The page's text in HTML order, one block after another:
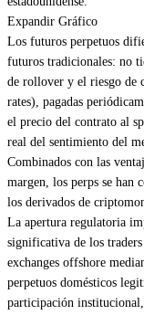
Expandir Gráfico
Los futuros perpetuos
futuros tradicionales: no
de rollover y el riesgo de
rates), pagadas
el precio del contrato al
real del sentimiento del
Combinados con las
margen, los perps se han
los derivados de
La apertura regulatoria
significativa de los
exchanges offshore
perpetuos domésticos
participación